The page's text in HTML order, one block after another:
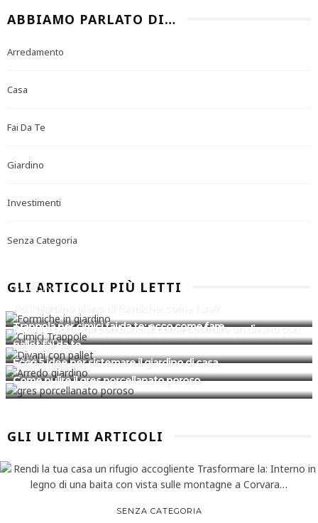
ABBIAMO PARLATO DI…
Arredamento
Casa
Fai Da Te
Giardino
Investimenti
Senza Categoria
GLI ARTICOLI PIÙ LETTI
GIARDINO
Ho il giardino pieno di formiche: come fare?
FAI DA TE
Trappola per cimici fai da te: ecco come fare
Divani e poltrone con bancali: come costruire un divano con
pallet fai da te
GIARDINO
Ecco 5 idee per sistemare il giardino di casa
CASA
Come pulire il gres porcellanato poroso
GLI ULTIMI ARTICOLI
SENZA CATEGORIA